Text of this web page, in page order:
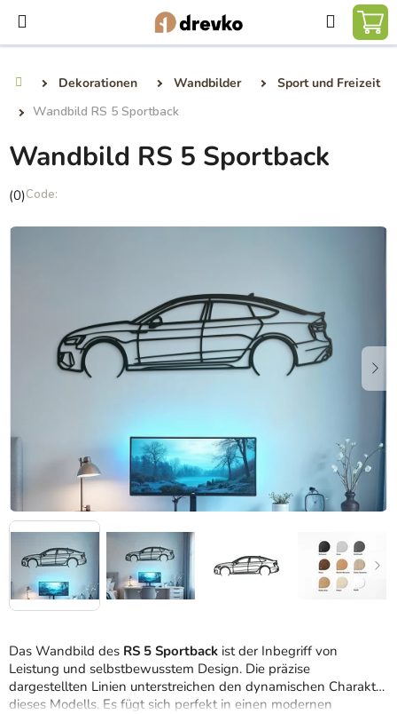
Inhalt
springen
Suchen
Dekorationen Wandbilder
Sport und Freizeit
Wandbild RS 5 Sportback
Das Wandbild des RS 5 Sportback ist der Inbegriff von
Leistung und selbstbewusstem Design. Die präzise
dargestellten Linien unterstreichen den dynamischen Charakter
dieses Modells. Es fügt sich perfekt in einen modernen
Wandbild RS 5 Sportback
Die
Produktbewertung
(0)